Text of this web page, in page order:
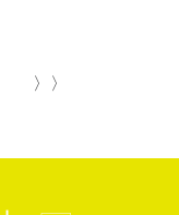
〉〉